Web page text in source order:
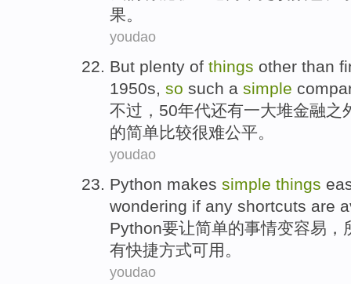
果。
youdao
But plenty of things other than
1950s, so such a simple
不过 ， 50年代还有一大堆金融之
的简单比较很难公平。
youdao
Python makes simple things
wondering if any shortcuts are
Python要让简单的事情变容易 ，
有快捷方式可用 。
youdao